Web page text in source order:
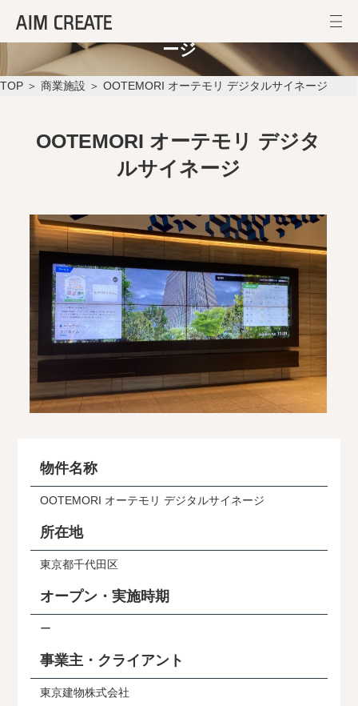
OOTEMORI オーテモリ デジタルサイネ
ージ
TOP ＞ 商業施設 ＞ OOTEMORI オーテモリ デジタルサイネージ
OOTEMORI オーテモリ デジタ
ルサイネージ
物件名称
OOTEMORI オーテモリ デジタルサイネージ
所在地
東京都千代田区
オープン・実施時期
ー
事業主・クライアント
東京建物株式会社